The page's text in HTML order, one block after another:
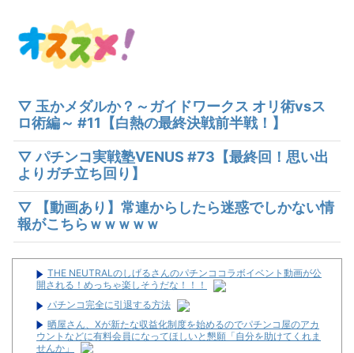
▽ 玉かメダルか？～ガイドワークス オリ術vsス
ロ術編～ #11【白熱の最終決戦前半戦！】
▽ パチンコ実戦塾VENUS #73【最終回！思い出
よりガチ立ち回り】
▽ 【動画あり】常連からしたら迷惑でしかない情
報がこちらｗｗｗｗｗ
THE NEUTRALのしげるさんのパチンココラボイベント動画が公
開される！めっちゃ楽しそうだな！！！
パチンコ完全に引退する方法
晒屋さん、Xが新たな収益化制度を始めるのでパチンコ屋のアカ
ウントなどに有料会員になってほしいと懇願「自分を助けてくれま
せんか」